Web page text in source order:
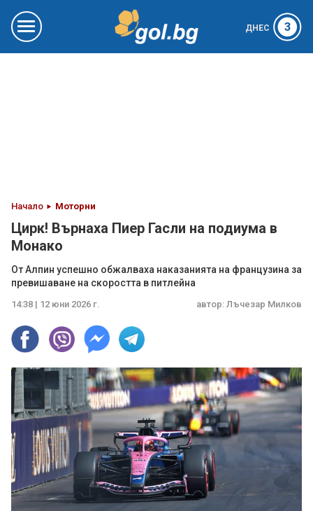
ДНЕС 3
Начало Моторни
Цирк! Върнаха Пиер Гасли на подиума в
Монако
От Алпин успешно обжалваха наказанията на французина за
превишаване на скоростта в питлейна
14:38 | 12 юни 2026 г. автор: Лъчезар Милков